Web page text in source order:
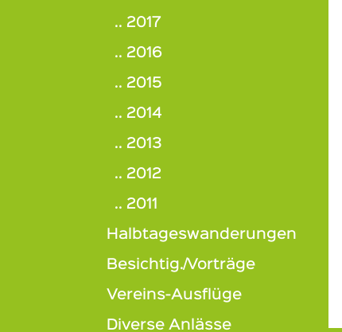
.. 2017
.. 2016
.. 2015
.. 2014
.. 2013
.. 2012
.. 2011
Halbtageswanderungen
Besichtig./Vorträge
Vereins-Ausflüge
Diverse Anlässe